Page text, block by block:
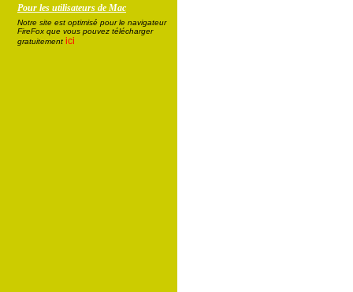
Pour les utilisateurs de Mac
Notre site est optimisé pour le navigateur
FireFox que vous pouvez télécharger
gratuitement ici